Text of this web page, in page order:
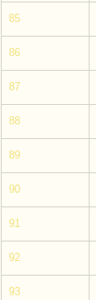
85
86
87
88
89
90
91
92
93